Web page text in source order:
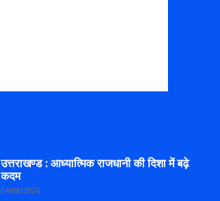
उत्तराखण्ड : आध्यात्मिक राजधानी की दिशा में बढ़े
कदम
04/08/2026